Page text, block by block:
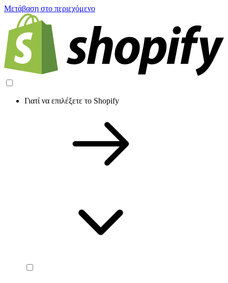
Μετάβαση στο περιεχόμενο
Γιατί να επιλέξετε το Shopify